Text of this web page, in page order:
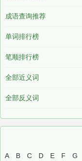
成语查询推荐
单词排行榜
笔顺排行榜
全部近义词
全部反义词
A
B C D E F G